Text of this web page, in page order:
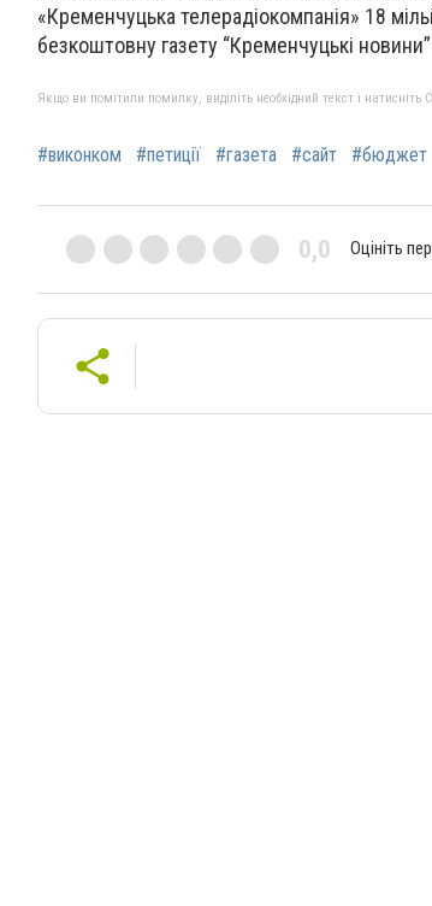
«Кременчуцька телерадіокомпанія» 18
безкоштовну газету “Кременчуцькі
Якщо ви помітили помилку, виділіть необхідний текст і
#виконком #петиції #газета #сайт #бюджет
0,0 Оцініть